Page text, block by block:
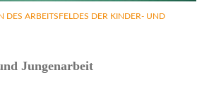
DES ARBEITSFELDES DER KINDER- UND
Jungenarbeit